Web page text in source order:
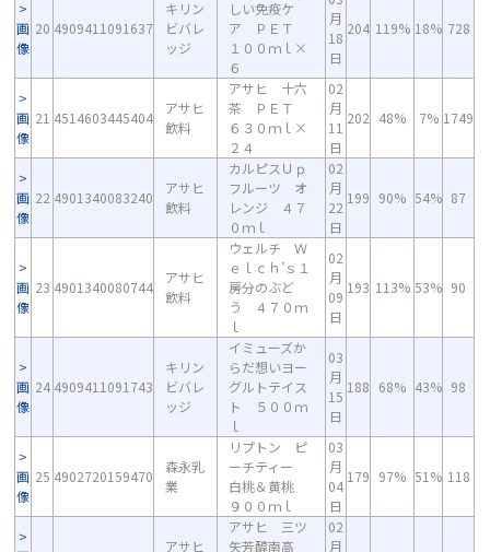
画
像
20 4909411091637
キリン
ビバレ
ッジ
しい免疫ケ
ア ＰＥＴ
１００ｍｌ×
６
月
18
日
204 119% 18% 728
画
像
21 4514603445404
アサヒ
飲料
アサヒ 十六
茶 ＰＥＴ
６３０ｍｌ×
２４
02
月
11
日
202 48% 7% 1749
画
像
22 4901340083240
アサヒ
飲料
カルピスＵｐ
フルーツ オ
レンジ ４７
０ｍｌ
02
月
22
日
199 90% 54% 87
画
像
23 4901340080744
アサヒ
飲料
ウェルチ Ｗ
ｅｌｃｈ’ｓ１
房分のぶど
う ４７０ｍ
ｌ
02
月
09
日
193 113% 53% 90
画
像
24 4909411091743
キリン
ビバレ
ッジ
イミューズか
らだ想いヨー
グルトテイス
ト ５００ｍ
ｌ
03
月
15
日
188 68% 43% 98
画
像
25 4902720159470
森永乳
業
リプトン ピ
ーチティー
白桃＆黄桃
９００ｍｌ
03
月
04
日
179 97% 51% 118
アサヒ
アサヒ 三ツ
矢芳醇南高
02
月